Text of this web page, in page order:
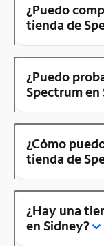
¿Puedo
tienda de
¿Puedo
Spectrum en
¿Cómo
tienda de
¿Hay una
en Sidney?